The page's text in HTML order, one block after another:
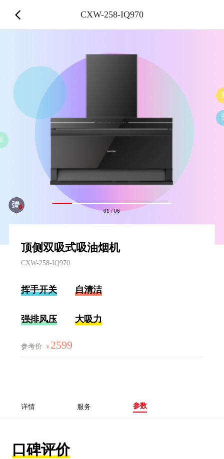
安装快、服务好
安装完美
01/06
顶侧双吸式吸油烟机
CXW-258-IQ970
挥手开关 自清洁
强排风压 大吸力
参考价 ￥ 2599
详情 服务 参数
口碑评价
CXW-258-IQ970